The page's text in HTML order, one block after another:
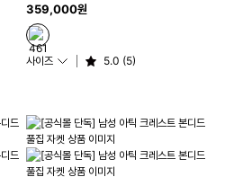
359,000원
사이즈 5.0 (5)